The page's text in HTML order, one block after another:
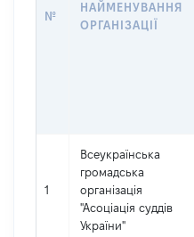
№
НАЙМЕНУВАННЯ
ОРГАНІЗАЦІЇ
1
Всеукраїнська
громадська
організація
"Асоціація суддів
України"